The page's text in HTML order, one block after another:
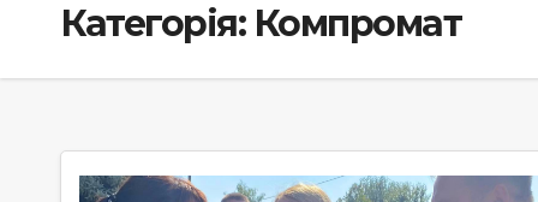
Категорія: Компромат